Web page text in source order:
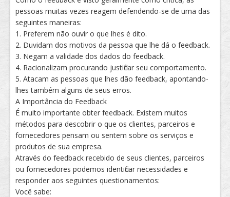
pessoas muitas vezes reagem defendendo-se de uma das
seguintes maneiras:
1. Preferem não ouvir o que lhes é dito.
2. Duvidam dos motivos da pessoa que lhe dá o feedback.
3. Negam a validade dos dados do feedback.
4. Racionalizam procurando justificar seu comportamento.
5. Atacam as pessoas que lhes dão feedback, apontando-
lhes também alguns de seus erros.
A Importância do Feedback
É muito importante obter feedback. Existem muitos
métodos para descobrir o que os clientes, parceiros e
fornecedores pensam ou sentem sobre os serviços e
produtos de sua empresa.
Através do feedback recebido de seus clientes, parceiros
ou fornecedores podemos identificar necessidades e
responder aos seguintes questionamentos:
Você sabe: